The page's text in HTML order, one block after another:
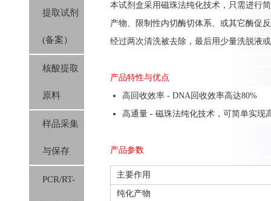
列）
提取试剂
(备案）
核酸提取
原料
样品采集
与保存
PCR/RT-
本试剂盒采用磁珠法纯化技术，只需进行
产物、
限制性内切酶切体系、或其它酶促
经过两次清洗被去除 ， 最后用少量洗脱液
产品特性与优点
高回收效率 - DNA回收效率高达80%
高通量 - 磁珠法纯化技术，可简单实现
产品参数
主要作用
纯化产物